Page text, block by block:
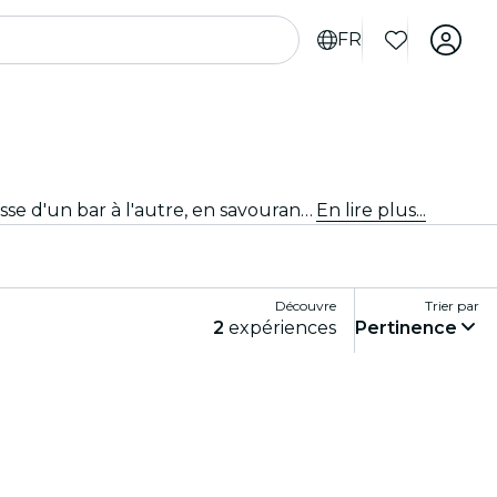
FR
Tu cherches ta prochaine fête ? Prépare-toi à vivre l'expérience ultime de la tournée des bars à Sacramento ! Passe d'un bar à l'autre, en savourant de délicieuses boissons et en rencontrant de nouveaux amis en chemin. Ne manque pas les meilleures tournées des bars que Sacramento a à offrir ! En lire plus...
Découvre
2 expériences
Trier par
Pertinence